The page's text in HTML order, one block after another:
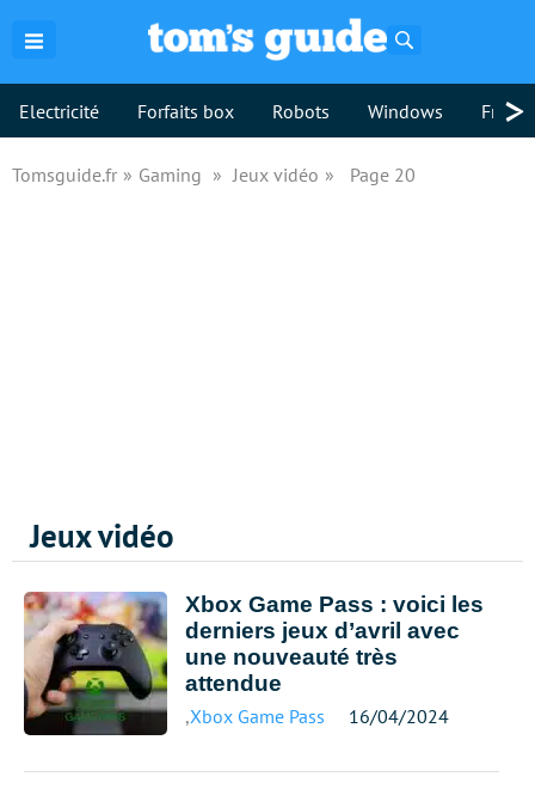
Electricité Forfaits box Robots Windows >
Tomsguide.fr Gaming Jeux vidéo Page 20
Jeux vidéo
Xbox Game Pass : voici les
derniers jeux d’avril avec
une nouveauté très
attendue
,Xbox Game Pass 16/04/2024